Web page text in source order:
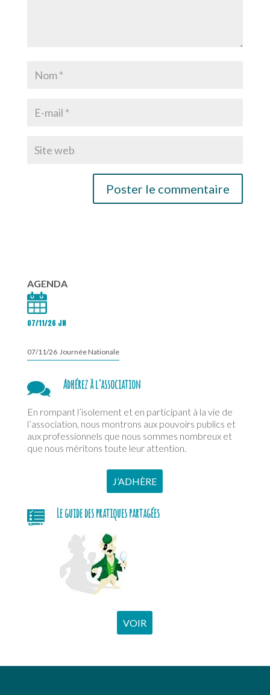
AGENDA
07/11/26 JN
07/11/26 Journée Nationale
Adhérez à l’association
En rompant l’isolement et en participant à la vie de
l’association, nous montrons aux pouvoirs publics et
aux professionnels que nous sommes nombreux et
que nous méritons toute leur attention.
J’ADHÈRE
Le guide des pratiques partagées
VOIR